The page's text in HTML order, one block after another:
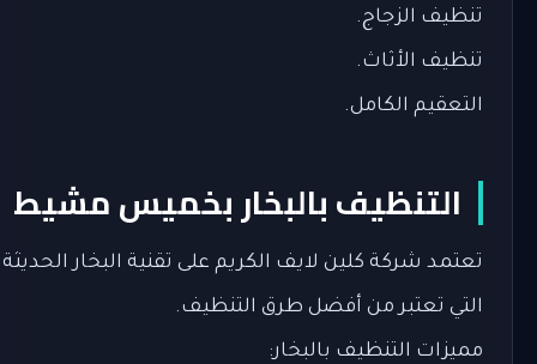
تنظيف الزجاج.
تنظيف الأثاث.
التعقيم الكامل.
التنظيف بالبخار بخميس مشيط
تعتمد شركة كلين لايف الكريم على تقنية البخار الحديثة
التي تعتبر من أفضل طرق التنظيف.
مميزات التنظيف بالبخار: